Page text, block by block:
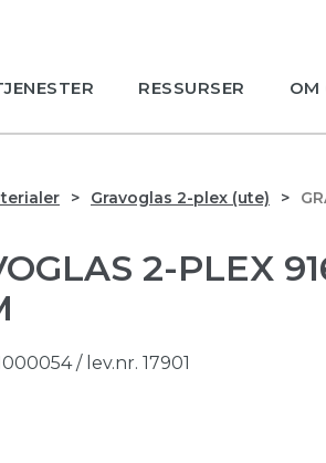
RESSURSER OM
Gravoglas 2-plex (ute)
2-PLEX
/ lev.nr. 17901